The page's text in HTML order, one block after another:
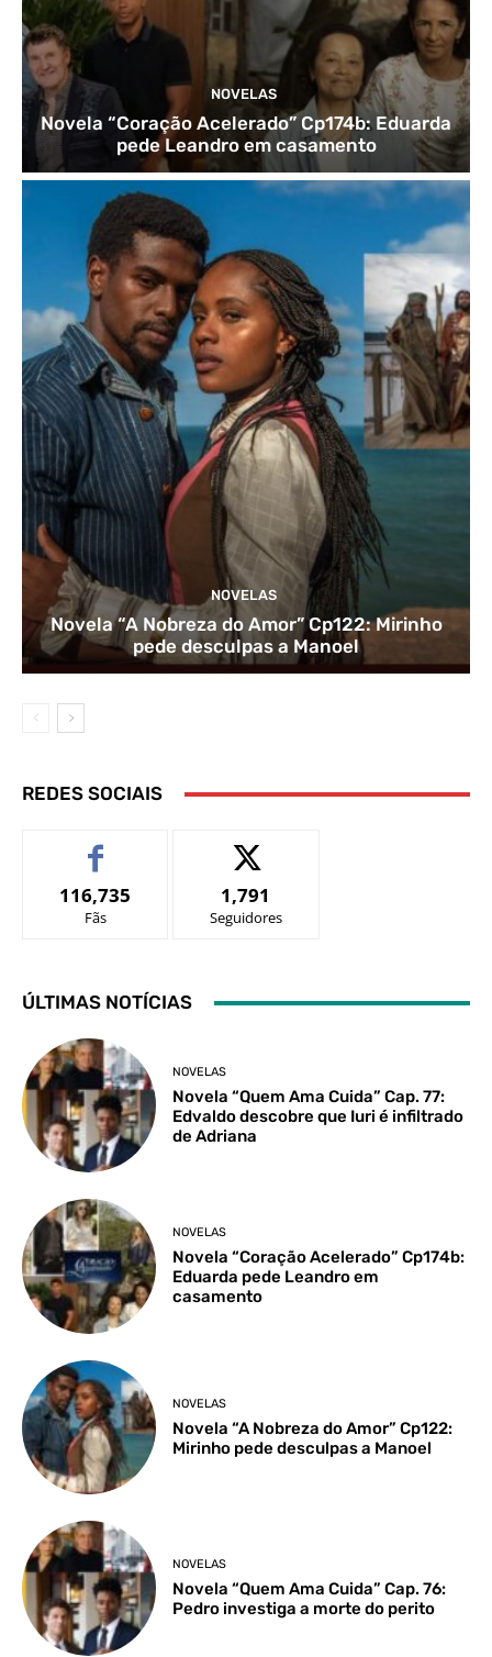
NOVELAS
Novela “Coração Acelerado” Cp174b: Eduarda
pede Leandro em casamento
NOVELAS
Novela “A Nobreza do Amor” Cp122: Mirinho
pede desculpas a Manoel
REDES SOCIAIS
116,735
Fãs
1,791
Seguidores
ÚLTIMAS NOTÍCIAS
NOVELAS
Novela “Quem Ama Cuida” Cap. 77:
Edvaldo descobre que Iuri é infiltrado
de Adriana
NOVELAS
Novela “Coração Acelerado” Cp174b:
Eduarda pede Leandro em
casamento
NOVELAS
Novela “A Nobreza do Amor” Cp122:
Mirinho pede desculpas a Manoel
NOVELAS
Novela “Quem Ama Cuida” Cap. 76:
Pedro investiga a morte do perito